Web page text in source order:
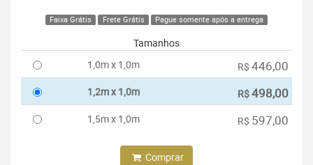
Faixa Grátis Frete Grátis Pague somente após a entrega
Tamanhos
1,0m x 1,0m
R$ 446,00
1,2m x 1,0m R$498,00
1,5m x 1,0m R$ 597,00
Comprar